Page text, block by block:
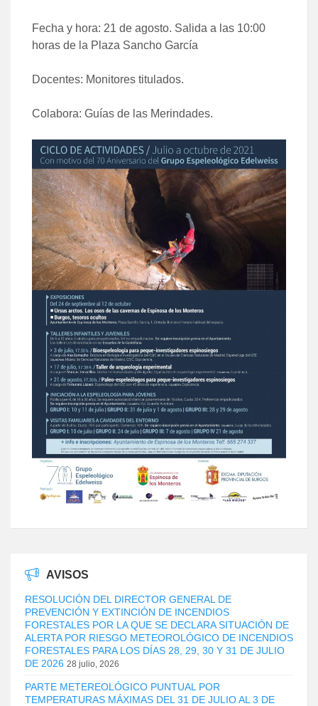
Fecha y hora: 21 de agosto. Salida a las 10:00
horas de la Plaza Sancho García
Docentes: Monitores titulados.
Colabora: Guías de las Merindades.
AVISOS
RESOLUCIÓN DEL DIRECTOR GENERAL DE
PREVENCIÓN Y EXTINCIÓN DE INCENDIOS
FORESTALES POR LA QUE SE DECLARA SITUACIÓN DE
ALERTA POR RIESGO METEOROLÓGICO DE INCENDIOS
FORESTALES PARA LOS DÍAS 28, 29, 30 Y 31 DE JULIO
DE 2026 28 julio, 2026
PARTE METEREOLÓGICO PUNTUAL POR
TEMPERATURAS MÁXIMAS DEL 31 DE JULIO AL 3 DE